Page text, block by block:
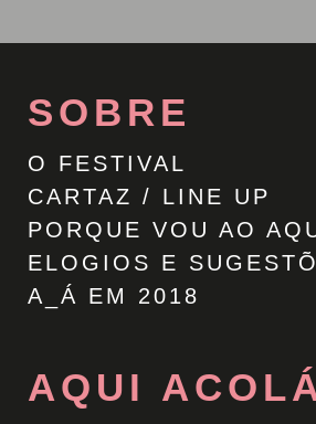
SOBRE
O FESTIVAL
CARTAZ / LINE UP
PORQUE VOU AO
ELOGIOS E
A_Á EM 2018
AQUI